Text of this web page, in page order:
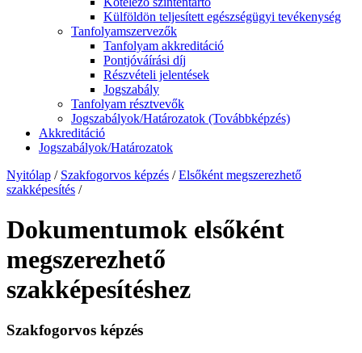
Külföldön teljesített egészségügyi tevékenység
Tanfolyamszervezők
Tanfolyam akkreditáció
Pontjóváírási díj
Részvételi jelentések
Jogszabály
Tanfolyam résztvevők
Jogszabályok/Határozatok (Továbbképzés)
Akkreditáció
Jogszabályok/Határozatok
Nyitólap / Szakfogorvos képzés / Elsőként megszerezhető
szakképesítés /
Dokumentumok elsőként
megszerezhető
szakképesítéshez
Szakfogorvos képzés